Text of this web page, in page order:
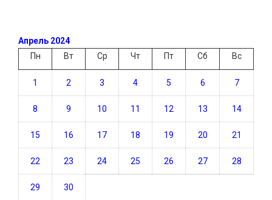
Апрель 2024
Пн
Вт Ср Чт Пт Сб Вс
1 2 3 4 5 6 7
8 9 10 11 12 13 14
15 16 17 18 19 20 21
22 23 24 25 26 27 28
29 30